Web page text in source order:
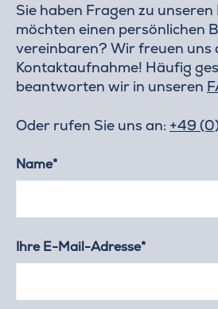
Sie haben Fragen zu
möchten einen persönlichen
vereinbaren? Wir freuen uns
Kontaktaufnahme! Häufig
beantworten wir in unseren
Oder rufen Sie uns an: +49
Name*
Ihre E-Mail-Adresse*